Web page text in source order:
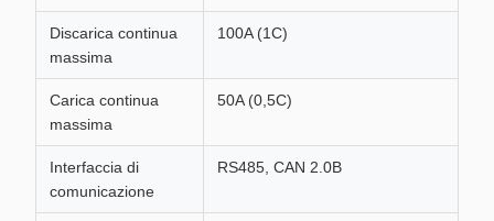
Discarica continua
massima
100A (1C)
Carica continua
massima
50A (0,5C)
Interfaccia di
comunicazione
RS485, CAN 2.0B